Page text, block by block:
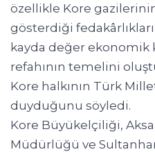
özellikle Kore
gösterdiği
kayda değer ekonomik
refahının temelini
Kore halkının Türk
duyduğunu söyledi.
Kore Büyükelçiliği,
Müdürlüğü ve